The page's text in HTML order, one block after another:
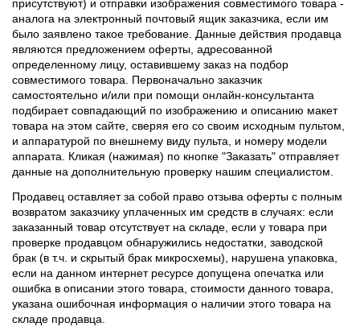
присутствуют) и отправки изображения совместимого товара -
аналога на электронный почтовый ящик заказчика, если им
было заявлено такое требование. Данные действия продавца
являются предложением оферты, адресованной
определенному лицу, оставившему заказ на подбор
совместимого товара. Первоначально заказчик
самостоятельно и/или при помощи онлайн-консультанта
подбирает совпадающий по изображению и описанию макет
товара на этом сайте, сверяя его со своим исходным пультом,
и аппаратурой по внешнему виду пульта, и номеру модели
аппарата. Кликая (нажимая) по кнопке "Заказать" отправляет
данные на дополнительную проверку нашим специалистом.
Продавец оставляет за собой право отзыва оферты с полным
возвратом заказчику уплаченных им средств в случаях: если
заказанный товар отсутствует на складе, если у товара при
проверке продавцом обнаружились недостатки, заводской
брак (в т.ч. и скрытый брак микросхемы), нарушена упаковка,
если на данном интернет ресурсе допущена опечатка или
ошибка в описании этого товара, стоимости данного товара,
указана ошибочная информация о наличии этого товара на
складе продавца.